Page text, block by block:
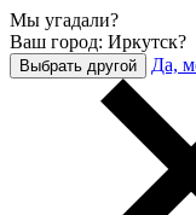
Мы угадали?
Ваш город: Иркутск?
Выбрать другой Да,